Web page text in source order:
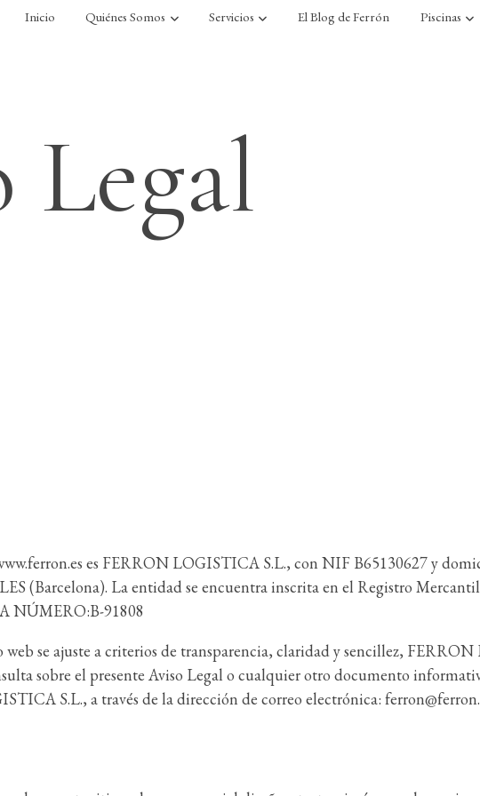
Inicio Quiénes Somos Servicios El Blog de Ferrón Piscinas
Legal
es FERRON LOGISTICA S.L., con NIF B65130627 y
(Barcelona). La entidad se encuentra inscrita en el Registro
NÚMERO:B-91808
se ajuste a criterios de transparencia, claridad y sencillez,
sobre el presente Aviso Legal o cualquier otro documento
S.L., a través de la dirección de correo electrónica: